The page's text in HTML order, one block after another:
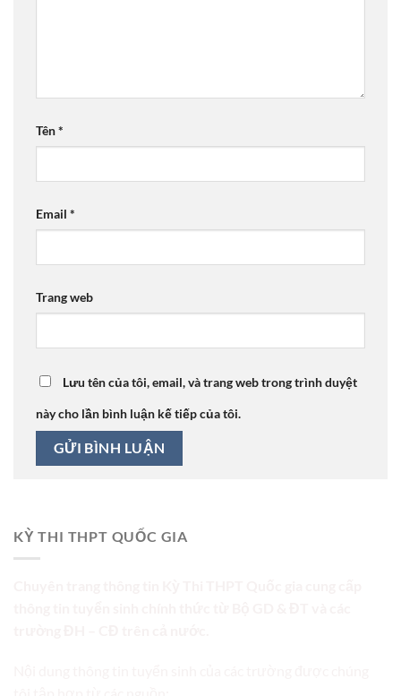
Tên*
Email *
Trang web
Lưu tên của tôi, email, và trang web trong trình duyệt
này cho lần bình luận kế tiếp của tôi.
KỲ THI THPT QUỐC GIA